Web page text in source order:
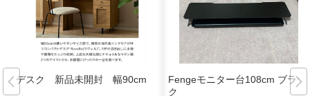
デスク 新品未開封 幅90cm
Fengeモニター台108cm ブラッ
ク